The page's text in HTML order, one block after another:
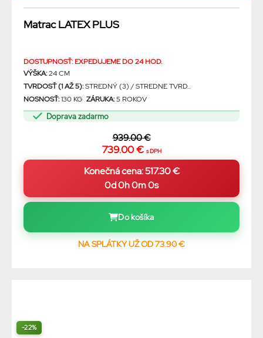
Matrac LATEX PLUS
DOSTUPNOSŤ: EXPEDUJEME DO 24 HOD.
VÝŠKA:24 CM
TVRDOSŤ (1 AŽ 5):STREDNÝ (3) / STREDNE TVRD...
NOSNOSŤ:130 KG ZÁRUKA:5 ROKOV
Doprava zadarmo
939.00 €
739.00 € s DPH
0d 0h 0m 0s
Do košíka
NA SPLÁTKY UŽ OD 73.90 €
-22%